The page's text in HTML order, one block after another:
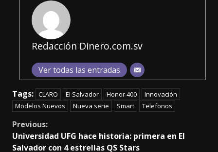
Redacción Dinero.com.sv
Ver todas las entradas
Tags: CLARO El Salvador Honor 400
Innovación
Modelos Nuevos
Nueva serie Smart Telefonos
Continue
Reading
Previous:
Universidad UFG hace historia: primera en El
Salvador con 4 estrellas QS Stars